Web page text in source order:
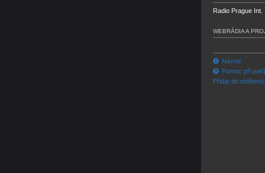
Radio Prague Int.
WEBRÁDIA A
Návod
Pomoc při
Přidat do